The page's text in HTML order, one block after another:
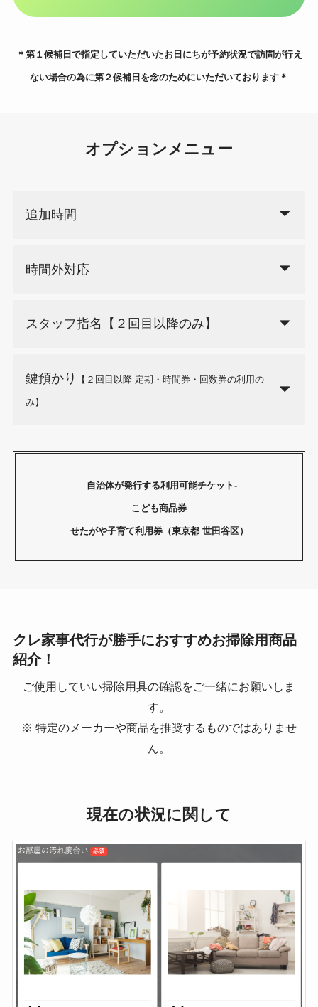
＊第１候補日で指定していただいたお日にちが予約状況で訪問が行え
ない場合の為に第２候補日を念のためにいただいております＊
オプションメニュー
追加時間
時間外対応
スタッフ指名【２回目以降のみ】
鍵預かり 【２回目以降 定期・時間券・回数券の利用の
み】
–自治体が発行する利用可能チケット-
こども商品券
せたがや子育て利用券（東京都 世田谷区）
クレ家事代行が勝手におすすめお掃除用商品
紹介！
ご使用していい掃除用具の確認をご一緒にお願いしま
す。
※ 特定のメーカーや商品を推奨するものではありませ
ん。
現在の状況に関して